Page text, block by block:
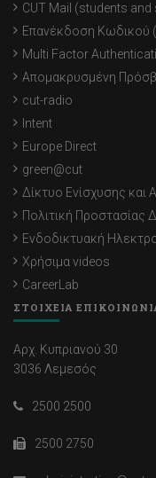
CUT Mail (students
Επανέκδοση Κωδικού
Multi Factor
Απομακρυσμένη
cut-radio
Intent
Europe Direct
green@cut
Δίκτυο Ενίσχυσης
Πολιτική
Ενδοδικτυακή
Χρήσιμα videos
CareerLab
ΣΤΟΙΧΕΙΑ
Αρχ. Κυπριανού 30
3036 Λεμεσός
2500 2500
2500 2750